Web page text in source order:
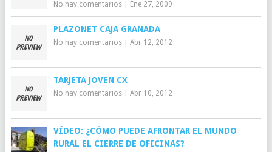
No hay comentarios| Ene 27, 2009
PLAZONET CAJA GRANADA
No hay comentarios| Abr 12, 2012
TARJETA JOVEN CX
No hay comentarios| Abr 10, 2012
VÍDEO: ¿CÓMO PUEDE AFRONTAR EL MUNDO
RURAL EL CIERRE DE OFICINAS?